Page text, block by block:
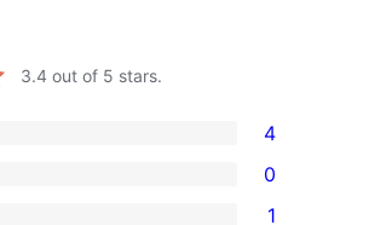
3.4 out of 5 stars.
4
0
1